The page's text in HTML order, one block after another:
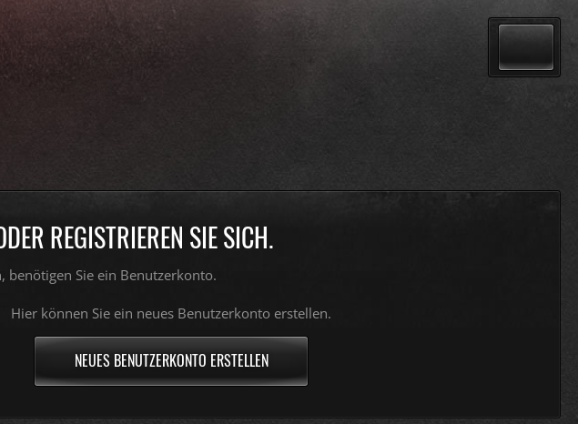
REGISTRIEREN SIE SICH.
Sie ein Benutzerkonto.
Hier können Sie ein neues Benutzerkonto erstellen.
NEUES BENUTZERKONTO ERSTELLEN